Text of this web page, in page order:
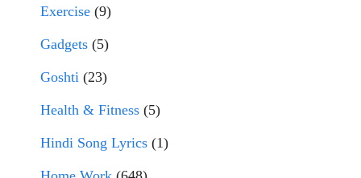
Exercise (9)
Gadgets (5)
Goshti (23)
Health & Fitness (5)
Hindi Song Lyrics (1)